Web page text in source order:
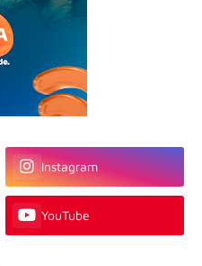
Instagram
YouTube